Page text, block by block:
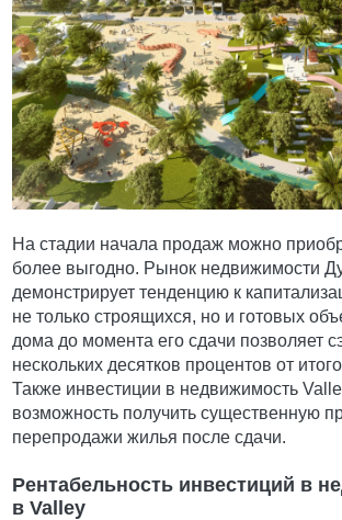
На стадии начала продаж можно
более выгодно. Рынок недвижимости
демонстрирует тенденцию к
не только строящихся, но и готовых
дома до момента его сдачи позволяет
нескольких десятков процентов от
Также инвестиции в недвижимость
возможность получить существенную
перепродажи жилья после сдачи.
Рентабельность инвестиций в
в Valley